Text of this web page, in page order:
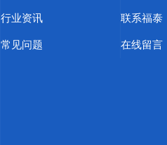
行业资讯
常见问题
联系福泰
在线留言